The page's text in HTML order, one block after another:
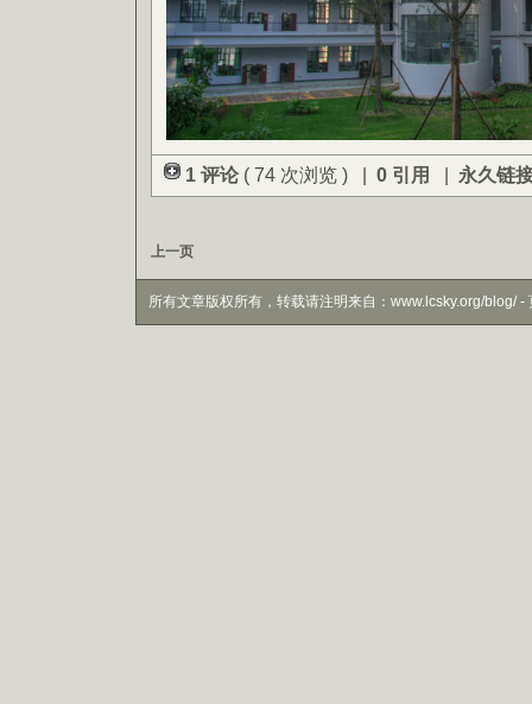
1 评论 ( 74 次浏览 ) | 0 引用 | 永久链
上一页
所有文章版权所有，转载请注明来自：www.lcsky.org/blog/